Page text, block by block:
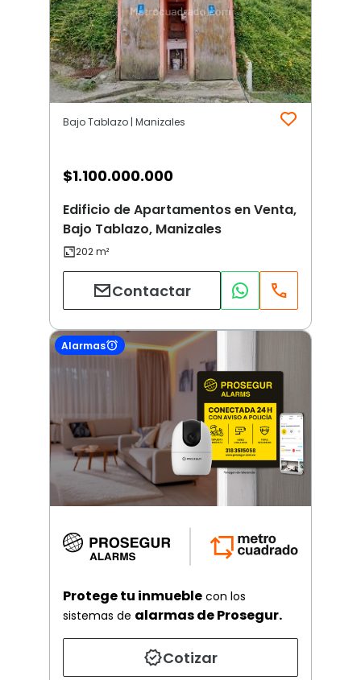
Bajo Tablazo | Manizales
$1.100.000.000
Edificio de Apartamentos en Venta,
Bajo Tablazo, Manizales
Contactar
Alarmas
Protege tu inmueble con los
sistemas de alarmas de Prosegur.
Cotizar